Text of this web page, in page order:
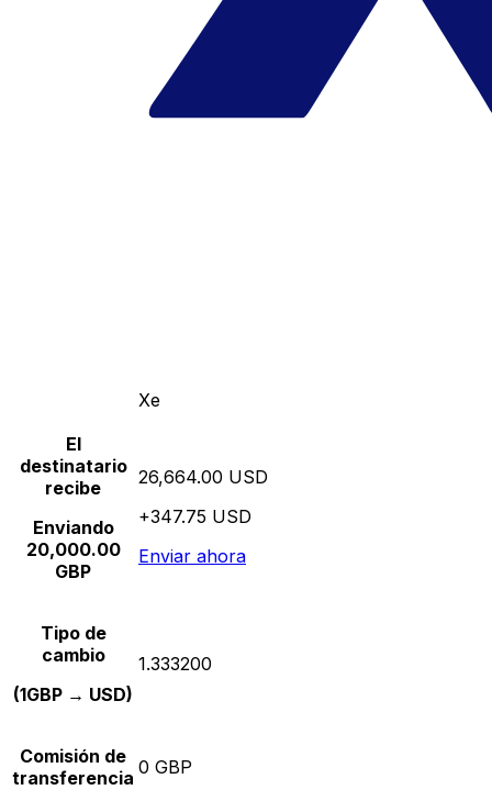
Xe
El
destinatario
recibe
Enviando
20,000.00
GBP
26,664.00 USD
+347.75 USD
Enviar ahora
Tipo de
cambio
(1GBP → USD)
1.333200
Comisión de
transferencia 0 GBP